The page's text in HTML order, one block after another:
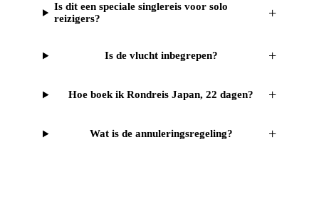
Is dit een speciale singlereis voor solo
reizigers?
+
Is de vlucht inbegrepen? +
Hoe boek ik Rondreis Japan, 22 dagen? +
Wat is de annuleringsregeling? +